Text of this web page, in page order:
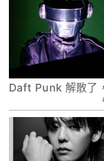
Daft Punk 解散了